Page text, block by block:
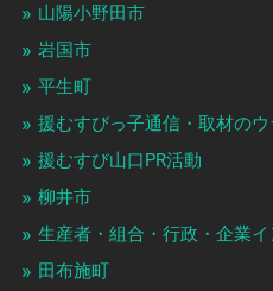
山陽小野田市
岩国市
平生町
援むすびっ子通信・取材のウ
援むすび山口PR活動
柳井市
生産者・組合・行政・企業
田布施町